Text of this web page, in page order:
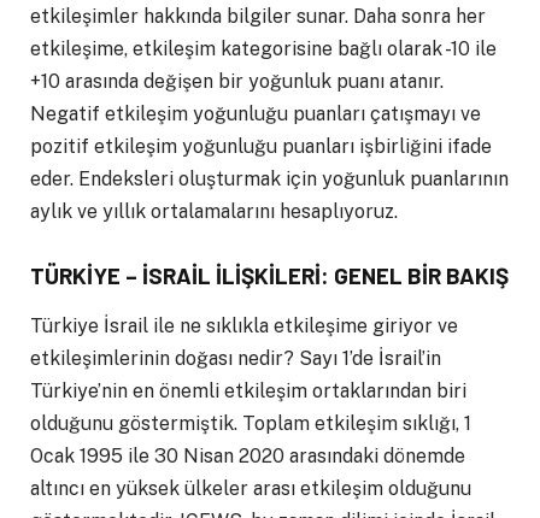
etkileşimler hakkında bilgiler sunar. Daha sonra her
etkileşime, etkileşim kategorisine bağlı olarak -10 ile
+10 arasında değişen bir yoğunluk puanı atanır.
Negatif etkileşim yoğunluğu puanları çatışmayı ve
pozitif etkileşim yoğunluğu puanları işbirliğini ifade
eder. Endeksleri oluşturmak için yoğunluk puanlarının
aylık ve yıllık ortalamalarını hesaplıyoruz.
TÜRKİYE – İSRAİL İLİŞKİLERİ: GENEL BİR BAKIŞ
Türkiye İsrail ile ne sıklıkla etkileşime giriyor ve
etkileşimlerinin doğası nedir? Sayı 1’de İsrail’in
Türkiye’nin en önemli etkileşim ortaklarından biri
olduğunu göstermiştik. Toplam etkileşim sıklığı, 1
Ocak 1995 ile 30 Nisan 2020 arasındaki dönemde
altıncı en yüksek ülkeler arası etkileşim olduğunu